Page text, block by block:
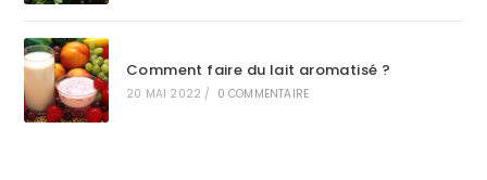
Comment faire du lait aromatisé ?
20 MAI 2022 / 0 COMMENTAIRE